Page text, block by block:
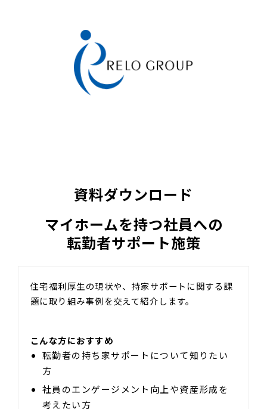
資料ダウンロード
マイホームを持つ社員への
転勤者サポート施策
住宅福利厚生の現状や、持家サポートに関する課
題に取り組み事例を交えて紹介します。
こんな方におすすめ
転勤者の持ち家サポートについて知りたい
方
社員のエンゲージメント向上や資産形成を
考えたい方